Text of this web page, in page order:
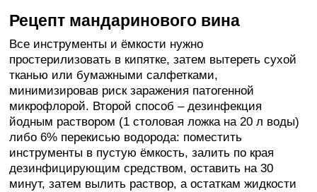
Рецепт мандаринового вина
Все инструменты и ёмкости нужно
простерилизовать в кипятке, затем вытереть сухой
тканью или бумажными салфетками,
минимизировав риск заражения патогенной
микрофлорой. Второй способ – дезинфекция
йодным раствором (1 столовая ложка на 20 л воды)
либо 6% перекисью водорода: поместить
инструменты в пустую ёмкость, залить по края
дезинфицирующим средством, оставить на 30
минут, затем вылить раствор, а остаткам жидкости